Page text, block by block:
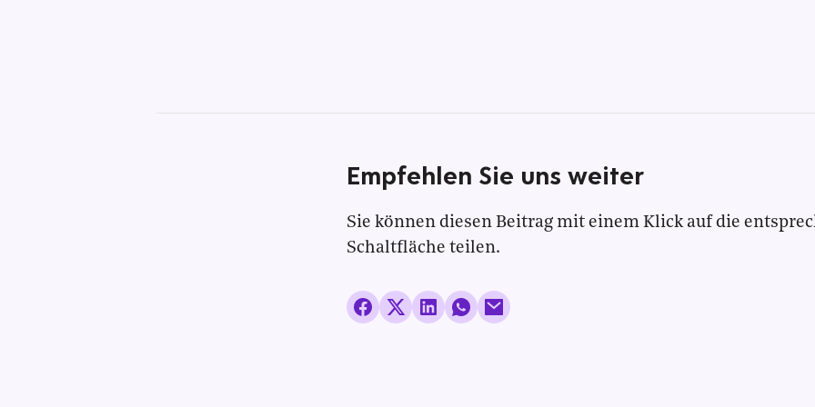
Empfehlen Sie uns weiter
Sie können diesen Beitrag mit einem Klick auf die
Schaltfläche teilen.